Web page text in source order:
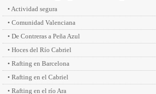
Actividad segura
Comunidad Valenciana
De Contreras a Peña Azul
Hoces del Río Cabriel
Rafting en Barcelona
Rafting en el Cabriel
Rafting en el río Ara